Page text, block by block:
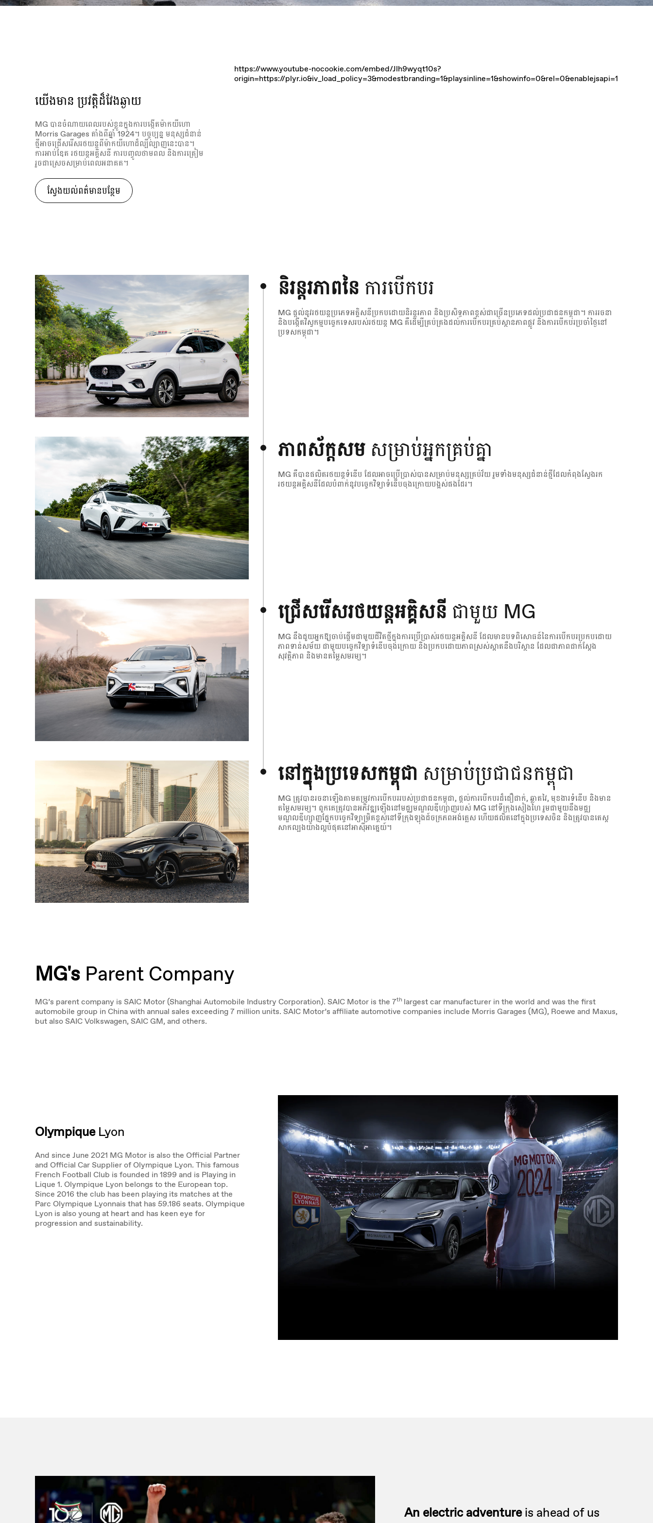
https://www.youtube-nocookie.com/embed/Jlh9wyqt10s?
origin=https://plyr.io&iv_load_policy=3&modestbranding=1&playsinline=1&showinfo=0&rel=0&enablejsapi=1
យើងមាន ប្រវត្តិដ៏វែងឆ្ងាយ
MG បានចំណាយពេលរបស់ខ្លួនក្នុងការបង្កើតម៉ាកយីហោ
Morris Garages តាំងពីឆ្នាំ 1924។ បច្ចុប្បន្ន មនុស្សជំនាន់
ថ្មីអាចជ្រើសរើសរថយន្តពីម៉ាកយីហោដ៏ល្បីល្បាញនេះបាន។
ការអាប់ឌែត រថយន្តអគ្គិសនី ការបញ្ចូលថាមពល និងការត្រៀម
រួចជាស្រេចសម្រាប់ពេលអនាគត។
ស្វែងយល់ពត៌មានបន្ថែម
និរន្តរភាពនៃ ការបើកបរ
MG ផ្តល់នូវរថយន្តប្រភេទអគ្គិសនីប្រកបដោយនិរន្តរភាព និងប្រសិទ្ធភាពខ្ពស់ជាច្រើនប្រភេទដល់ប្រជាជនកម្ពុជា។ ការរចនា
និងបង្កើតវិស្វកម្មបច្ចេកទេសរបស់រថយន្ត MG គឺដើម្បីគ្រប់គ្រងដល់ការបើកបរគ្រប់ស្ថានភាពផ្លូវ និងការបើកបរប្រចាំថ្ងៃនៅ
ប្រទសកម្ពុជា។
ភាពស័ក្តសម សម្រាប់អ្នកគ្រប់គ្នា
MG គឺបានផលិតរថយន្តទំនើប ដែលអាចប្រើប្រាស់បានសម្រាប់មនុស្សគ្រប់វ័យ រួមទាំងមនុស្សជំនាន់ថ្មីដែលកំពុងស្វែងរក
រថយន្តអគ្គិសនីដែលបំពាក់នូវបច្ចេកវិទ្យាទំនើបចុងក្រោយបង្អស់ផងដែរ។
ជ្រើសរើសរថយន្តអគ្គិសនី ជាមួយ MG
MG នឹងជួយអ្នកឱ្យចាប់ផ្តើមជាមួយជីវិតថ្មីក្នុងការប្រើប្រាស់រថយន្តអគ្គិសនី ដែលមានបទពិសោធន៍នៃការបើកបរប្រកបដោយ
ភាពទាន់សម័យ ជាមួយបច្ចេកវិទ្យាទំនើបចុងក្រោយ និងប្រកបដោយភាពស្រស់ស្អាតនឹងបរិស្ថាន ដែលជាភាពជាក់ស្តែង
សុវត្ថិភាព និងមានតម្លៃសមរម្យ។
នៅក្នុងប្រទេសកម្ពុជា សម្រាប់ប្រជាជនកម្ពុជា
MG ត្រូវបានរចនាឡើងតាមតម្រូវការបើកបររបស់ប្រជាជនកម្ពុជា, ផ្តល់ការបើកបរដ៏ជឿជាក់, ឆ្លាតវៃ, មុខងារទំនើប និងមាន
តម្លៃសមរម្យ។ ពួកគេត្រូវបានអភិវឌ្ឍឡើងនៅមជ្ឈមណ្ឌលឌីហ្សាញរបស់ MG នៅទីក្រុងសៀងហៃ រួមជាមួយនឹងមជ្ឍ
មណ្ឌលឌីហ្សាញផ្នែកបច្ចេកវិទ្យាម្រិតខ្ពស់នៅទីក្រុងឡុងដ៍ចក្រភពអង់គ្លេស ហើយផលិតនៅក្នុងប្រទេសចិន និងត្រូវបានតេស្ត
សាកល្បងយ៉ាងល្អបំផុតនៅអាស៊ីអាគ្នេយ៍។
MG's Parent Company
MG’s parent company is SAIC Motor (Shanghai Automobile Industry Corporation). SAIC Motor is the 7th largest car manufacturer in the world and was the first
automobile group in China with annual sales exceeding 7 million units. SAIC Motor’s affiliate automotive companies include Morris Garages (MG), Roewe and Maxus,
but also SAIC Volkswagen, SAIC GM, and others.
OlympiqueLyon
And since June 2021 MG Motor is also the Official Partner
and Official Car Supplier of Olympique Lyon. This famous
French Football Club is founded in 1899 and is Playing in
Lique 1. Olympique Lyon belongs to the European top.
Since 2016 the club has been playing its matches at the
Parc Olympique Lyonnais that has 59.186 seats. Olympique
Lyon is also young at heart and has keen eye for
progression and sustainability.
An electric adventureis ahead of us